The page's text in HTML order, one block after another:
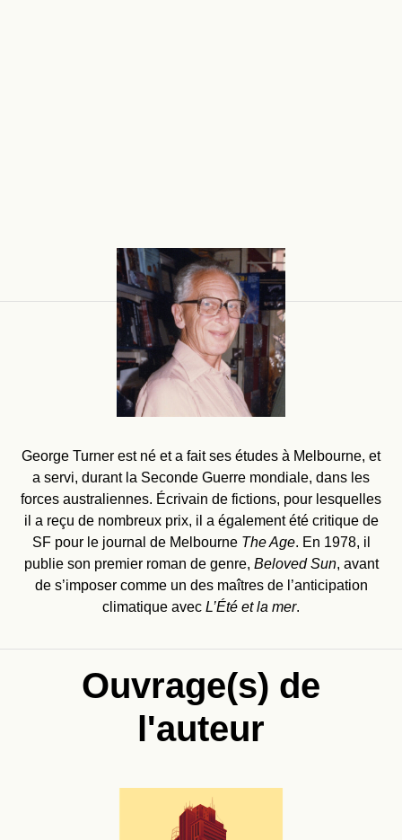
George Turner est né et a fait ses études à Melbourne, et
a servi, durant la Seconde Guerre mondiale, dans les
forces australiennes. Écrivain de fictions, pour lesquelles
il a reçu de nombreux prix, il a également été critique de
SF pour le journal de Melbourne The Age. En 1978, il
publie son premier roman de genre, Beloved Sun, avant
de s’imposer comme un des maîtres de l’anticipation
climatique avec L’Été et la mer.
Ouvrage(s) de
l'auteur